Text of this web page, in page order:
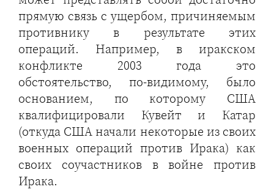
прямую связь с ущербом, причиняемым
противнику в результате этих
операций. Например, в иракском
конфликте 2003 года это
обстоятельство, по-видимому, было
основанием, по которому США
квалифицировали Кувейт и Катар
(откуда США начали некоторые из своих
военных операций против Ирака) как
своих соучастников в войне против
Ирака.